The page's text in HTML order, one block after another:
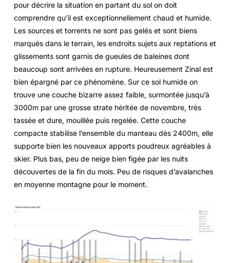
pour décrire la situation en partant du sol on doit
comprendre qu’il est exceptionnellement chaud et humide.
Les sources et torrents ne sont pas gelés et sont biens
marqués dans le terrain, les endroits sujets aux reptations et
glissements sont garnis de gueules de baleines dont
beaucoup sont arrivées en rupture. Heureusement Zinal est
bien épargné par ce phénomène. Sur ce sol humide on
trouve une couche bizarre assez faible, surmontée jusqu’à
3000m par une grosse strate héritée de novembre, très
tassée et dure, mouillée puis regelée. Cette couche
compacte stabilise l’ensemble du manteau dès 2400m, elle
supporte bien les nouveaux apports poudreux agréables à
skier. Plus bas, peu de neige bien figée par les nuits
découvertes de la fin du mois. Peu de risques d’avalanches
en moyenne montagne pour le moment.